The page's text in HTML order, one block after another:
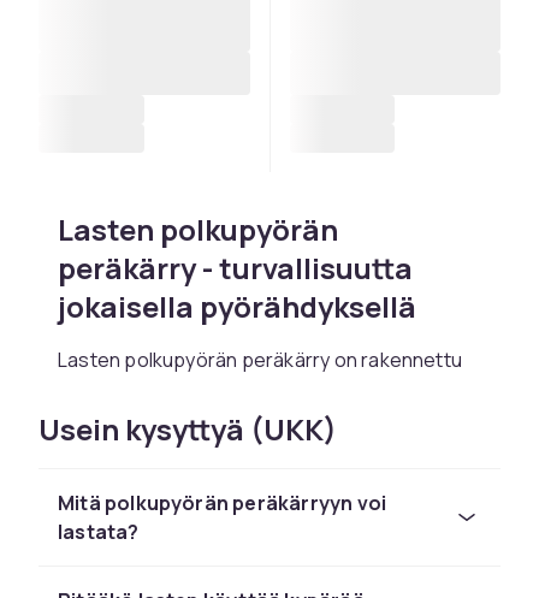
Lasten polkupyörän
peräkärry - turvallisuutta
jokaisella pyörähdyksellä
Lasten polkupyörän peräkärry on rakennettu
silmällä pitäen. Se tarjoaa suojaa säältä, siinä
on vakaat kiinnikkeet ja runsaasti tilaa sekä
arkipäiväisestä kuljetuksesta pidempiin retkiin.
Monissa malleissa on myös jousitus,
Usein kysyttyä (UKK)
Mitä polkupyörän peräkärryyn voi
lastata?